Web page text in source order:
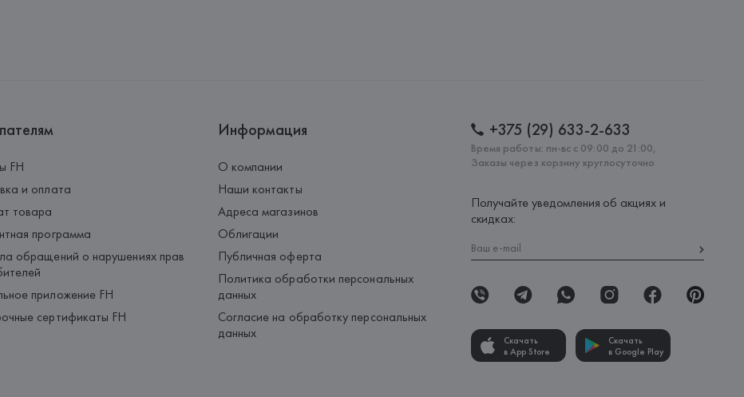
FH
и оплата
товара
программа
обращений о нарушениях прав
приложение FH
сертификаты FH
Информация
О компании
Наши контакты
Адреса магазинов
Облигации
Публичная оферта
Политика обработки персональных
данных
Согласие на обработку персональных
данных
+375 (29) 633-2-633
Время работы: пн-вс с 09:00 до 21:00,
Заказы через корзину круглосуточно
Получайте уведомления об акциях и
скидках:
Скачать
в App Store
Скачать
в Google Play